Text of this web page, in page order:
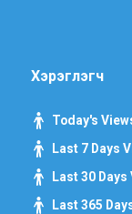
Хэрэглэгч
Today's
Last 7 Days
Last 30 Days
Last 365